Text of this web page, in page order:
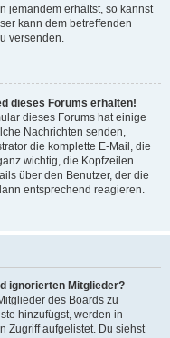
jemandem erhältst, so kannst
kann dem betreffenden
versenden.
dieses Forums erhalten!
dieses Forums hat einige
Nachrichten senden,
die komplette E-Mail, die
wichtig, die Kopfzeilen
über den Benutzer, der die
entsprechend reagieren.
ignorierten Mitglieder?
des Boards zu
hinzufügst, werden in
Zugriff aufgelistet. Du siehst